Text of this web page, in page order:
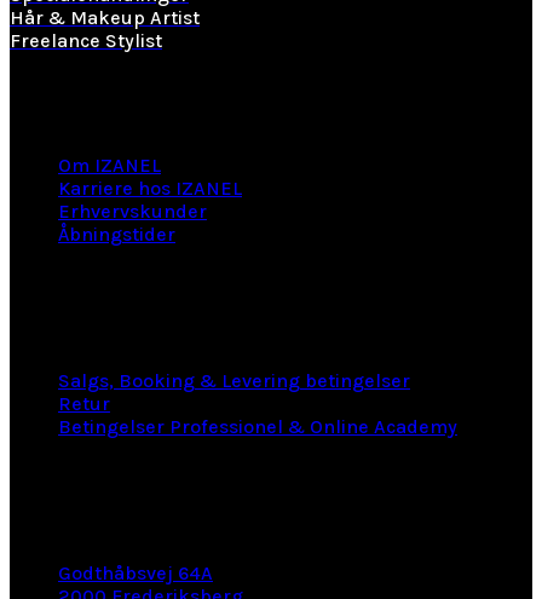
Hår & Makeup Artist
Freelance Stylist
Om IZANEL
Karriere hos IZANEL
Erhvervskunder
Åbningstider
Salgs, Booking & Levering betingelser
Retur
Betingelser Professionel & Online Academy
Godthåbsvej 64A